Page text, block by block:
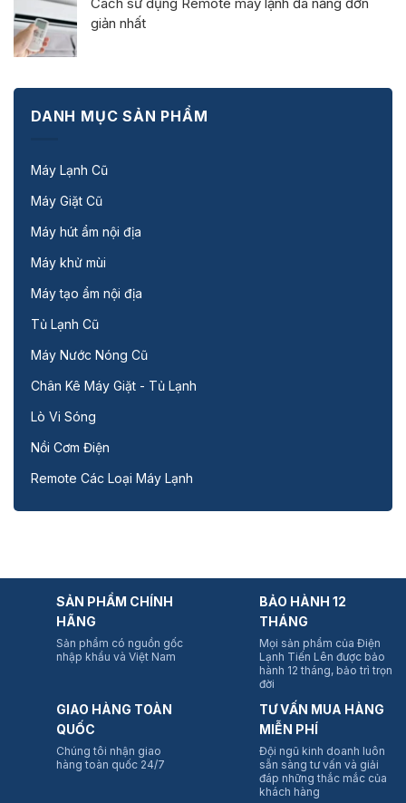
giản nhất
DANH MỤC SẢN PHẨM
Máy Lạnh Cũ
Máy Giặt Cũ
Máy hút ẩm nội địa
Máy khử mùi
Máy tạo ẩm nội địa
Tủ Lạnh Cũ
Máy Nước Nóng Cũ
Chân Kê Máy Giặt - Tủ Lạnh
Lò Vi Sóng
Nồi Cơm Điện
Remote Các Loại Máy Lạnh
SẢN PHẨM CHÍNH
HÃNG
Sản phẩm có nguồn gốc
nhập khẩu và Việt Nam
BẢO HÀNH 12
THÁNG
Mọi sản phẩm của Điện
Lạnh Tiến Lên được bảo
hành 12 tháng, bảo trì trọn
đời
GIAO HÀNG TOÀN
QUỐC
Chúng tôi nhận giao
hàng toàn quốc 24/7
TƯ VẤN MUA HÀNG
MIỄN PHÍ
Đội ngũ kinh doanh luôn
sẵn sàng tư vấn và giải
đáp những thắc mắc của
khách hàng